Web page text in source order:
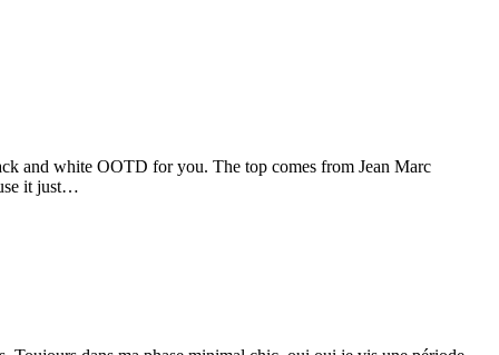
and white OOTD for you. The top comes from Jean Marc
it just…